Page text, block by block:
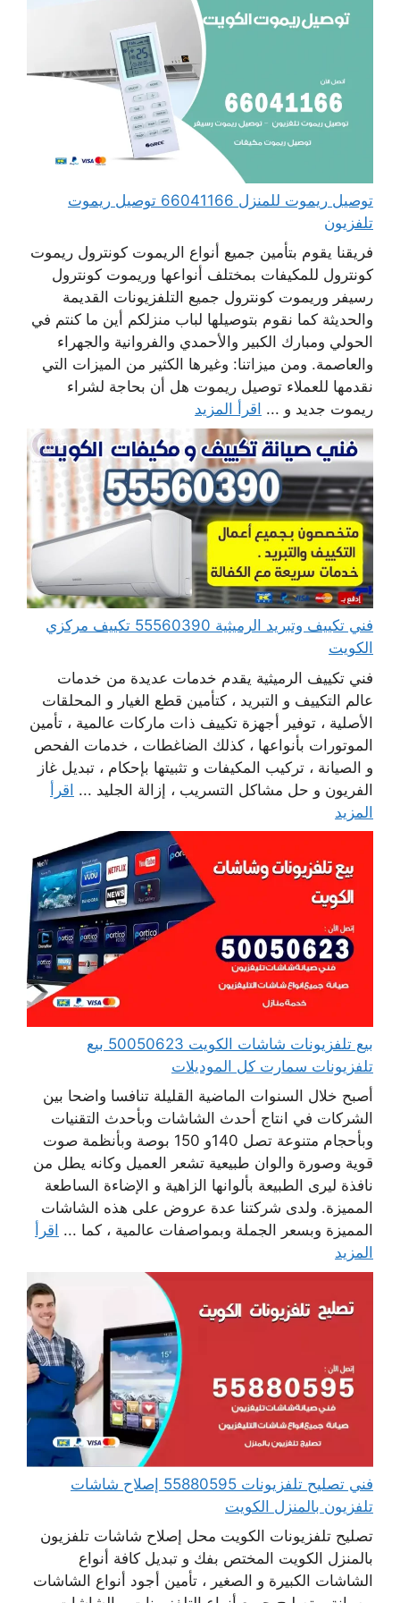
توصيل ريموت للمنزل 66041166 توصيل ريموت
تلفزيون
فريقنا يقوم بتأمين جميع أنواع الريموت كونترول ريموت
كونترول للمكيفات بمختلف أنواعها وريموت كونترول
رسيفر وريموت كونترول جميع التلفزيونات القديمة
والحديثة كما نقوم بتوصيلها لباب منزلكم أين ما كنتم في
الحولي ومبارك الكبير والأحمدي والفروانية والجهراء
والعاصمة. ومن ميزاتنا: وغيرها الكثير من الميزات التي
نقدمها للعملاء توصيل ريموت هل أن بحاجة لشراء
ريموت جديد و ... اقرأ المزيد
فني تكييف وتبريد الرميثية 55560390 تكييف مركزي
الكويت
فني تكييف الرميثية يقدم خدمات عديدة من خدمات
عالم التكييف و التبريد ، كتأمين قطع الغيار و المحلقات
الأصلية ، توفير أجهزة تكييف ذات ماركات عالمية ، تأمين
الموتورات بأنواعها ، كذلك الضاغطات ، خدمات الفحص
و الصيانة ، تركيب المكيفات و تثبيتها بإحكام ، تبديل غاز
الفريون و حل مشاكل التسريب ، إزالة الجليد ... اقرأ
المزيد
بيع تلفزيونات شاشات الكويت 50050623 بيع
تلفزيونات سمارت كل الموديلات
أصبح خلال السنوات الماضية القليلة تنافسا واضحا بين
الشركات في انتاج أحدث الشاشات وبأحدث التقنيات
وبأحجام متنوعة تصل 140و 150 بوصة وبأنظمة صوت
قوية وصورة والوان طبيعية تشعر العميل وكانه يطل من
نافذة ليرى الطبيعة بألوانها الزاهية و الإضاءة الساطعة
المميزة. ولدى شركتنا عدة عروض على هذه الشاشات
المميزة وبسعر الجملة وبمواصفات عالمية ، كما ... اقرأ
المزيد
فني تصليح تلفزيونات 55880595 إصلاح شاشات
تلفزيون بالمنزل الكويت
تصليح تلفزيونات الكويت محل إصلاح شاشات تلفزيون
بالمنزل الكويت المختص بفك و تبديل كافة أنواع
الشاشات الكبيرة و الصغير ، تأمين أجود أنواع الشاشات